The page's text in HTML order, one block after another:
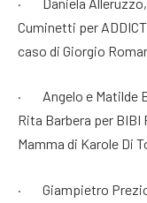
Cuminetti per
caso di Giorgio
· Angelo e Matilde
Rita Barbera per BIBI
Mamma di Karole Di
· Giampietro